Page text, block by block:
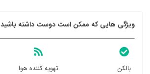
ویژگی هایی که ممکن است دوست داشته باشید
بالکن تهویه کننده هوا